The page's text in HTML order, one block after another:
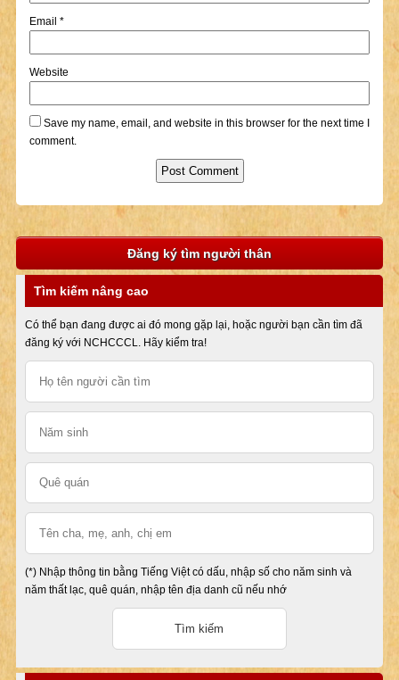
Email *
Website
Save my name, email, and website in this browser for the next time I
comment.
Đăng ký tìm người thân
Tìm kiếm nâng cao
Có thể bạn đang được ai đó mong gặp lại, hoặc người bạn cần tìm đã
đăng ký với NCHCCCL. Hãy kiểm tra!
(*) Nhập thông tin bằng Tiếng Việt có dấu, nhập số cho năm sinh và
năm thất lạc, quê quán, nhập tên địa danh cũ nếu nhớ